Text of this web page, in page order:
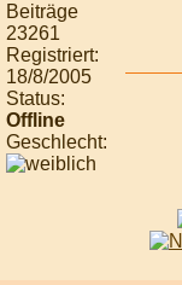
Beiträge
23261
Registriert:
18/8/2005
Status:
Offline
Geschlecht: